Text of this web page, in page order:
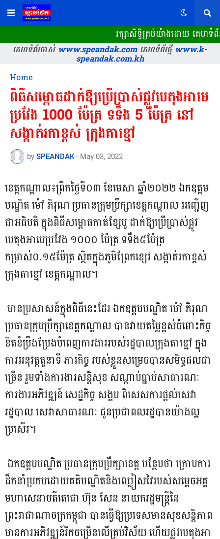
រក្សាសិទ្ធិគ្រប់យ៉ាងដោយ គេហទំ
គេហទំព័រចាស់www.speandak.comគេហទំព័រថ្មីwww.k-
speandak.com.kh
Home
ពិធីសម្ភោធដាក់ឱ្យប្រើប្រាស់ផ្លូវបេតុងអាមេ
ប្រវែង 1000 ម៉ែត្រ ទទឹង 5 ម៉ែត្រ នៅ
សង្កាត់រកាខ្ពស់ ក្រុងតាខ្មៅ
by SPEANDAK - May 03, 2022
ខេត្តកណ្តាល៖ព្រឹកថ្ងៃទី០៣ ខែមេសា ឆ្នាំ២០២២ ឯកឧត្តម
បណ្ឌិត ម៉ៅ ភិរុណ ប្រធានក្រុមប្រឹក្សាខេត្តកណ្តាល អញ្ជើញ
ជាអធិបតី ក្នុងពិធីសម្ពោធកាត់ខ្សែបូ ដាក់ឱ្យប្រើប្រាស់ផ្លូវ
បេតុងអាមេប្រវែង ១០០០ ម៉ែត្រ ទទឹង៥ម៉ែត្រ
កម្រាស់០.១៥ម៉ែត្រ ស្ថិតក្នុងភូមិព្រែកខ្សេវ សង្កាត់រកាខ្ពស់
ក្រុងតាខ្មៅ ខេត្តកណ្តាល។
មានប្រសាសន៍ក្នុងពិធីនេះដែរ ឯកឧត្តមបណ្ឌិត ម៉ៅ ភិរុណ
ប្រធានក្រុមប្រឹក្សាខេត្តកណ្តាល បានវាយតម្លៃខ្ពស់ចំពោះកិច្ច
ខិតខំប្រឹងប្រែងបំពេញការងាររបស់រដ្ឋបាលក្រុងតាខ្មៅ ក្នុង
ការអនុវត្តតួនាទី ភារកិច្ច របស់ខ្លួនសម្រេចបានសមិទ្ធផលជា
ច្រើន រួមទាំងការងារសន្តិសុខ សណ្ដាប់ធ្នាប់សាធារណៈ
ការងារអភិវឌ្ឍន៍ សេដ្ឋកិច្ច សង្គម ពិសេសការផ្ដល់សេវា
រដ្ឋបាល សេវាសាធារណៈ ជូនប្រជាពលរដ្ឋបានយ៉ាងល្អ
ប្រសើរ។
ឯកឧត្តមបណ្ឌិត ប្រធានក្រុមប្រឹក្សាខេត្ត បន្ថែមថា ក្រោមការ
ដឹកនាំប្រកបដោយគតិបណ្ឌិតនិងឈ្លៀសវៃរបស់សម្តេចអគ្គ
មហាសេនាបតីតេជោ ហ៊ុន សែន នាយករដ្ឋមន្រ្ដីនៃ
ព្រះរាជាណាចក្រកម្ពុជា បានធ្វើឱ្យប្រទេសមានសុខសន្តិភាព
មានការអភិវឌ្ឍន៍រីកចម្រើនលើគ្រប់វិស័យ ហើយផ្លូវបេតុងអា